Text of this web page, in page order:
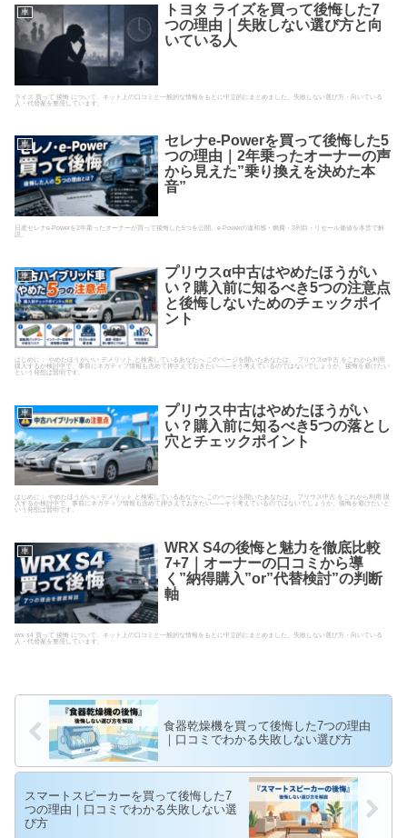
車
トヨタ ライズを買って後悔した7
つの理由｜失敗しない選び方と向
いている人
ライズ 買って 後悔 について、ネット上の口コミと一般的な情報をもとに中立的にまとめました。失敗しない選び方・向いている
人・代替案を整理しています。
車
セレナe-Powerを買って後悔した5
つの理由｜2年乗ったオーナーの声
から見えた”乗り換えを決めた本
音”
日産セレナe-Powerを2年乗ったオーナーが買って後悔した5つを公開。e-Powerの違和感・燃費・3列目・リセール価値を本音で解
説。
車
プリウスα中古はやめたほうがい
い？購入前に知るべき5つの注意点
と後悔しないためのチェックポイ
ント
はじめに： やめたほうがいい デメリット と検索しているあなたへ このページを開いたあなたは、 プリウスα中古 をこれから利用
購入するか検討中で、事前にネガティブ情報も含めて押さえておきたい――そう考えているのではないでしょうか。後悔を避けたい
という発想は賢明です。
車
プリウス中古はやめたほうがい
い？購入前に知るべき5つの落とし
穴とチェックポイント
はじめに： やめたほうがいい デメリット と検索しているあなたへ このページを開いたあなたは、 プリウス中古 をこれから利用 購
入するか検討中で、事前にネガティブ情報も含めて押さえておきたい――そう考えているのではないでしょうか。後悔を避けたいと
いう発想は賢明です。
車
WRX S4の後悔と魅力を徹底比較
7+7｜オーナーの口コミから導
く”納得購入”or”代替検討”の判断
軸
wrx s4 買って 後悔 について、ネット上の口コミと一般的な情報をもとに中立的にまとめました。失敗しない選び方・向いている
人・代替案を整理しています。
食器乾燥機を買って後悔した7つの理由
｜口コミでわかる失敗しない選び方
スマートスピーカーを買って後悔した7
つの理由｜口コミでわかる失敗しない選
び方